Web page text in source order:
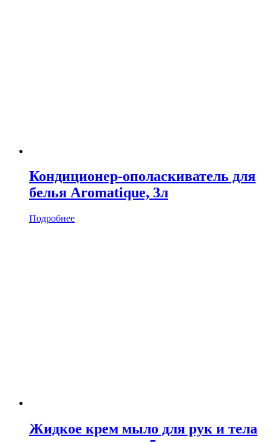
Кондиционер-ополаскиватель для
белья Aromatique, 3л
Подробнее
Жидкое крем мыло для рук и тела